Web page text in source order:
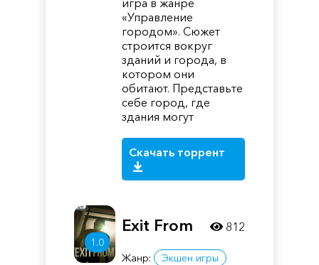
игра в жанре
«Управление
городом». Сюжет
строится вокруг
зданий и города, в
котором они
обитают. Представьте
себе город, где
здания могут
Скачать торрент
1.0
Exit From
Жанр:
Экшен игры
812